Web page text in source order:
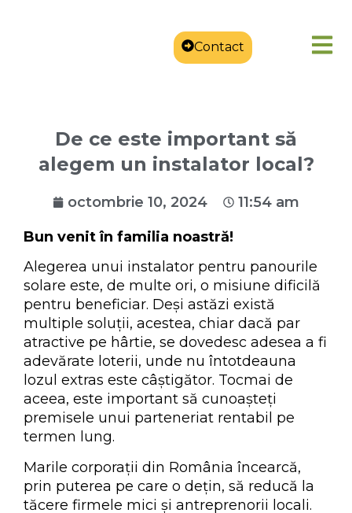
Contact
De ce este important să
alegem un instalator local?
octombrie 10, 2024
11:54 am
Bun venit în familia noastră!
Alegerea unui instalator pentru panourile
solare este, de multe ori, o misiune dificilă
pentru beneficiar. Deși astăzi există
multiple soluții, acestea, chiar dacă par
atractive pe hârtie, se dovedesc adesea a fi
adevărate loterii, unde nu întotdeauna
lozul extras este câștigător. Tocmai de
aceea, este important să cunoașteți
premisele unui parteneriat rentabil pe
termen lung.
Marile corporații din România încearcă,
prin puterea pe care o dețin, să reducă la
tăcere firmele mici și antreprenorii locali.